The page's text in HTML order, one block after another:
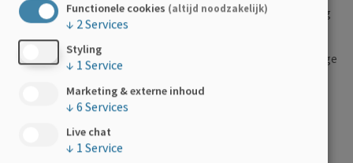
Goed voorbereide wandelingen van ongeveer 15 km/dag
op een rustig tempo
Goede begeleiding van kinesitherapeut, verpleegkundige
Deugddoende gesprekken met lotgenoten
Wat kost het?
Functionele cookies (altijd noodzakelijk)
↓ 2Services
Styling
↓ 1 Service
Marketing & externe inhoud
↓ 6 Services
Live chat
↓ 1 Service